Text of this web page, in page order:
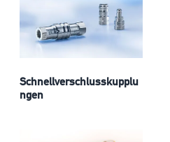
Schnellverschlusskupplu
ngen